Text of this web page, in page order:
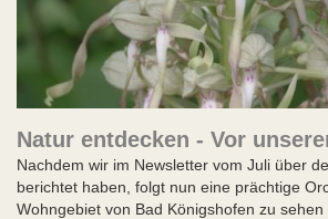
Natur entdecken - Vor
Nachdem wir im Newsletter vom Juli über
berichtet haben, folgt nun eine prächtige
Wohngebiet von Bad Königshofen zu sehen